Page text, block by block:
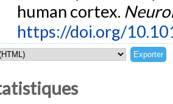
human cortex.
https://doi.org/